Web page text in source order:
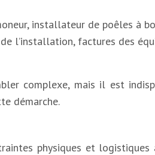
installateur de poêles à
l’installation, factures des
complexe, mais il est
démarche.
physiques et